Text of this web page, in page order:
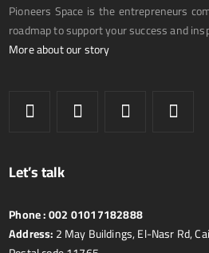
Pioneers Space is the entrepreneurs
roadmap to support your success and
More about our story
Let’s talk
Phone :002 01017182888
Address:2 May Buildings, El-Nasr Rd,